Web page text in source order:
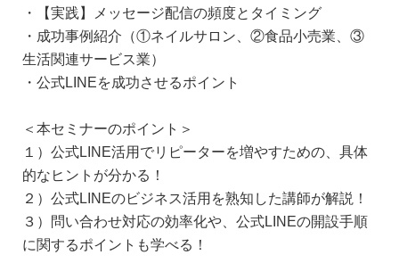
・【実践】メッセージ配信の頻度とタイミング
・成功事例紹介（①ネイルサロン、②食品小売業、③
生活関連サービス業）
・公式LINEを成功させるポイント
＜本セミナーのポイント＞
１）公式LINE活用でリピーターを増やすための、具体
的なヒントが分かる！
２）公式LINEのビジネス活用を熟知した講師が解説！
３）問い合わせ対応の効率化や、公式LINEの開設手順
に関するポイントも学べる！